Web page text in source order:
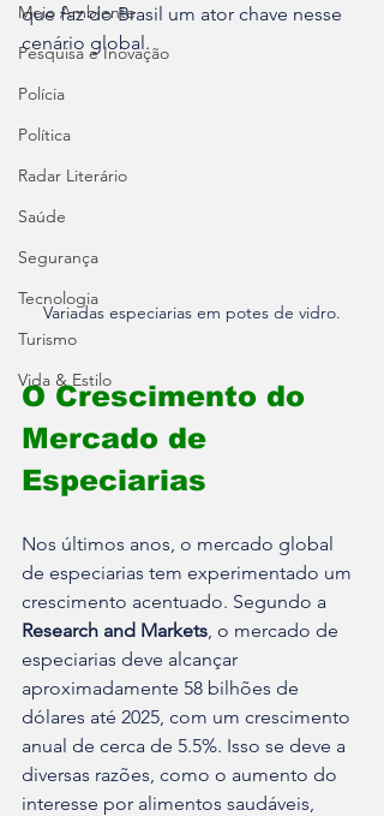
Meio Ambiente
Pesquisa e Inovação
Polícia
Política
Radar Literário
Saúde
Segurança
Tecnologia
Turismo
Vida & Estilo
que faz do Brasil um ator chave nesse
cenário global.
Variadas especiarias em potes de vidro.
O Crescimento do
Mercado de
Especiarias
Nos últimos anos, o mercado global
de especiarias tem experimentado um
crescimento acentuado. Segundo a
Research and Markets , o mercado de
especiarias deve alcançar
aproximadamente 58 bilhões de
dólares até 2025, com um crescimento
anual de cerca de 5.5%. Isso se deve a
diversas razões, como o aumento do
interesse por alimentos saudáveis,